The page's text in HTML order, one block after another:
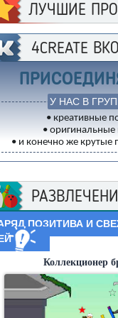
ЛУЧШИЕ
4CREATE
У НАС В
• креативные
• оригинальные
• и конечно же
ПОЗИТИВА И
Коллекционер